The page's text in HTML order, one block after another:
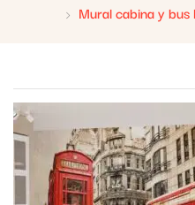
Mural cabina y